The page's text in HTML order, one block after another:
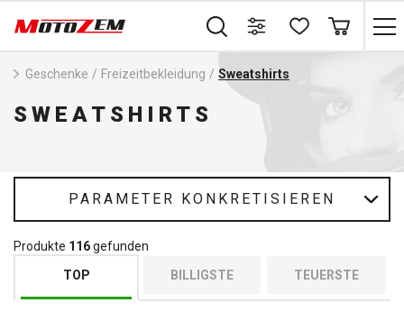
Geschenke / Freizeitbekleidung / Sweatshirts
SWEATSHIRTS
PARAMETER KONKRETISIEREN
Produkte 116gefunden
TOP
BILLIGSTE TEUERSTE